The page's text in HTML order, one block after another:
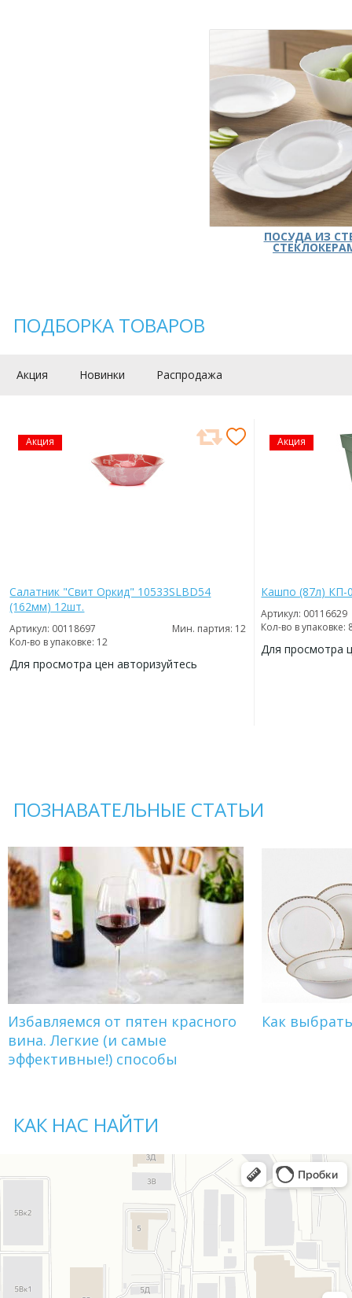
ПОСУДА ИЗ
ПОДБОРКА ТОВАРОВ
Акция Новинки Распродажа
Акция
Салатник "Свит Оркид" 10533SLBD54
(162мм) 12шт.
Артикул: 00118697
Мин. партия: 12
Кол-во в упаковке: 12
Для просмотра цен авторизуйтесь
Акция
Кашпо (87л) КП-
Артикул: 00116629
Кол-во в упаковке:
Для просмотра
ПОЗНАВАТЕЛЬНЫЕ СТАТЬИ
Избавляемся от пятен красного
вина. Легкие (и самые
эффективные!) способы
Как
КАК НАС НАЙТИ